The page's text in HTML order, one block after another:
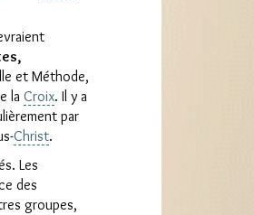
et Méthode,
la Croix. Il y a
par
Christ.
Les
des
groupes,